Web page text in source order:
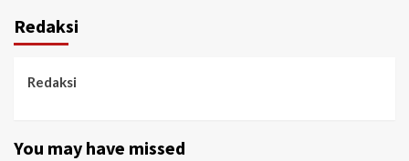
Redaksi
Redaksi
You may have missed